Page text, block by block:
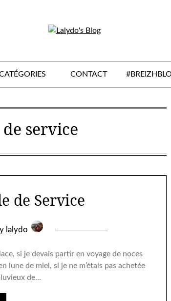
CONTACT
service
de Service
lalydo
si je devais partir en voyage de noces
lune de miel, si je ne m’étais pas achetée
de…